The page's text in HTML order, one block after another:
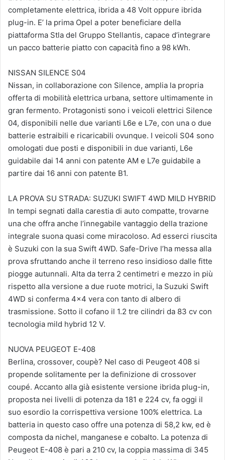
completamente elettrica, ibrida a 48 Volt oppure ibrida
plug-in. E’ la prima Opel a poter beneficiare della
piattaforma Stla del Gruppo Stellantis, capace d’integrare
un pacco batterie piatto con capacità fino a 98 kWh.
NISSAN SILENCE S04
Nissan, in collaborazione con Silence, amplia la propria
offerta di mobilità elettrica urbana, settore ultimamente in
gran fermento. Protagonisti sono i veicoli elettrici Silence
04, disponibili nelle due varianti L6e e L7e, con una o due
batterie estraibili e ricaricabili ovunque. I veicoli S04 sono
omologati due posti e disponibili in due varianti, L6e
guidabile dai 14 anni con patente AM e L7e guidabile a
partire dai 16 anni con patente B1.
LA PROVA SU STRADA: SUZUKI SWIFT 4WD MILD HYBRID
In tempi segnati dalla carestia di auto compatte, trovarne
una che offra anche l’innegabile vantaggio della trazione
integrale suona quasi come miracoloso. Ad esserci riuscita
è Suzuki con la sua Swift 4WD. Safe-Drive l’ha messa alla
prova sfruttando anche il terreno reso insidioso dalle fitte
piogge autunnali. Alta da terra 2 centimetri e mezzo in più
rispetto alla versione a due ruote motrici, la Suzuki Swift
4WD si conferma 4×4 vera con tanto di albero di
trasmissione. Sotto il cofano il 1.2 tre cilindri da 83 cv con
tecnologia mild hybrid 12 V.
NUOVA PEUGEOT E-408
Berlina, crossover, coupè? Nel caso di Peugeot 408 si
propende solitamente per la definizione di crossover
coupé. Accanto alla già esistente versione ibrida plug-in,
proposta nei livelli di potenza da 181 e 224 cv, fa oggi il
suo esordio la corrispettiva versione 100% elettrica. La
batteria in questo caso offre una potenza di 58,2 kw, ed è
composta da nichel, manganese e cobalto. La potenza di
Peugeot E-408 è pari a 210 cv, la coppia massima di 345